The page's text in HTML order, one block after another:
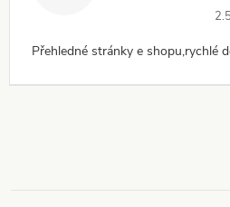
Přehledné stránky e shopu,rychlé